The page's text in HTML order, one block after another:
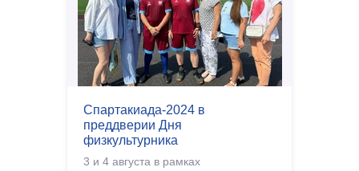
Спартакиада-2024 в
преддверии Дня
физкультурника
3 и 4 августа в рамках